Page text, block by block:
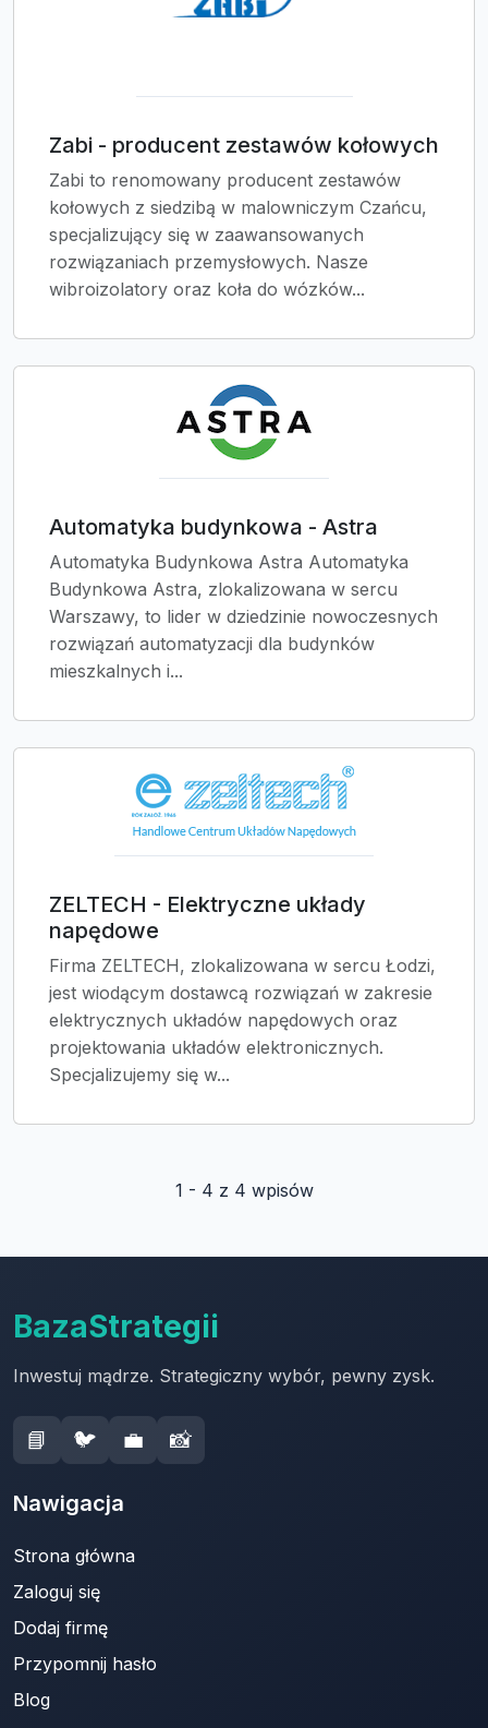
Zabi - producent zestawów kołowych
Zabi to renomowany producent zestawów
kołowych z siedzibą w malowniczym Czańcu,
specjalizujący się w zaawansowanych
rozwiązaniach przemysłowych. Nasze
wibroizolatory oraz koła do wózków...
Automatyka budynkowa - Astra
Automatyka Budynkowa Astra Automatyka
Budynkowa Astra, zlokalizowana w sercu
Warszawy, to lider w dziedzinie nowoczesnych
rozwiązań automatyzacji dla budynków
mieszkalnych i...
ZELTECH - Elektryczne układy
napędowe
Firma ZELTECH, zlokalizowana w sercu Łodzi,
jest wiodącym dostawcą rozwiązań w zakresie
elektrycznych układów napędowych oraz
projektowania układów elektronicznych.
Specjalizujemy się w...
1 - 4 z 4 wpisów
BazaStrategii
Inwestuj mądrze. Strategiczny wybór, pewny zysk.
📘 🐦 💼 📸
Nawigacja
Strona główna
Zaloguj się
Dodaj firmę
Przypomnij hasło
Blog